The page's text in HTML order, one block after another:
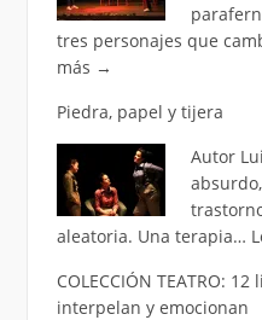
tres personajes que
más →
Piedra, papel y tijera
Autor
aleatoria. Una terapia…
COLECCIÓN TEATRO:
interpelan y emocionan